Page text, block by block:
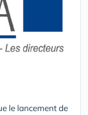
le lancement de